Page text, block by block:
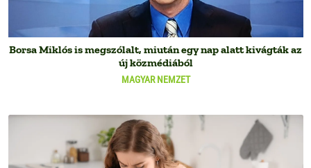
MAGYAR NEMZET
Borsa Miklós is megszólalt, miután egy nap alatt kivágták az
új közmédiából